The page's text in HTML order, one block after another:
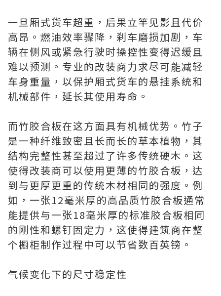
一旦厢式货车超重，后果立竿见影且代价
高昂。燃油效率骤降，刹车磨损加剧，车
辆在侧风或紧急行驶时操控性变得迟缓且
难以预测。专业的改装商力求尽可能减轻
车身重量，以保护厢式货车的悬挂系统和
机械部件，延长其使用寿命。
而竹胶合板在这方面具有机械优势。竹子
是一种纤维致密且长而长的草本植物，其
结构完整性甚至超过了许多传统硬木。这
使得改装商可以使用更薄的竹胶合板，达
到与更厚更重的传统木材相同的强度。例
如，一张12毫米厚的高品质竹胶合板通常
能提供与一张18毫米厚的标准胶合板相同
的刚性和螺钉固定力，这使得建筑商在整
个橱柜制作过程中可以节省数百英镑。
气候变化下的尺寸稳定性